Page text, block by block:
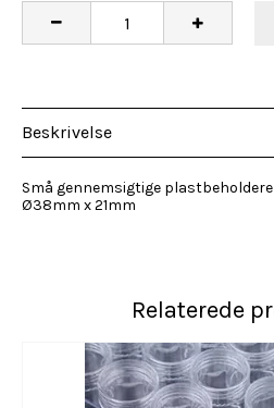
Beskrivelse
Små gennemsigtige plastbeholdere
Ø38mm x 21mm
Relaterede